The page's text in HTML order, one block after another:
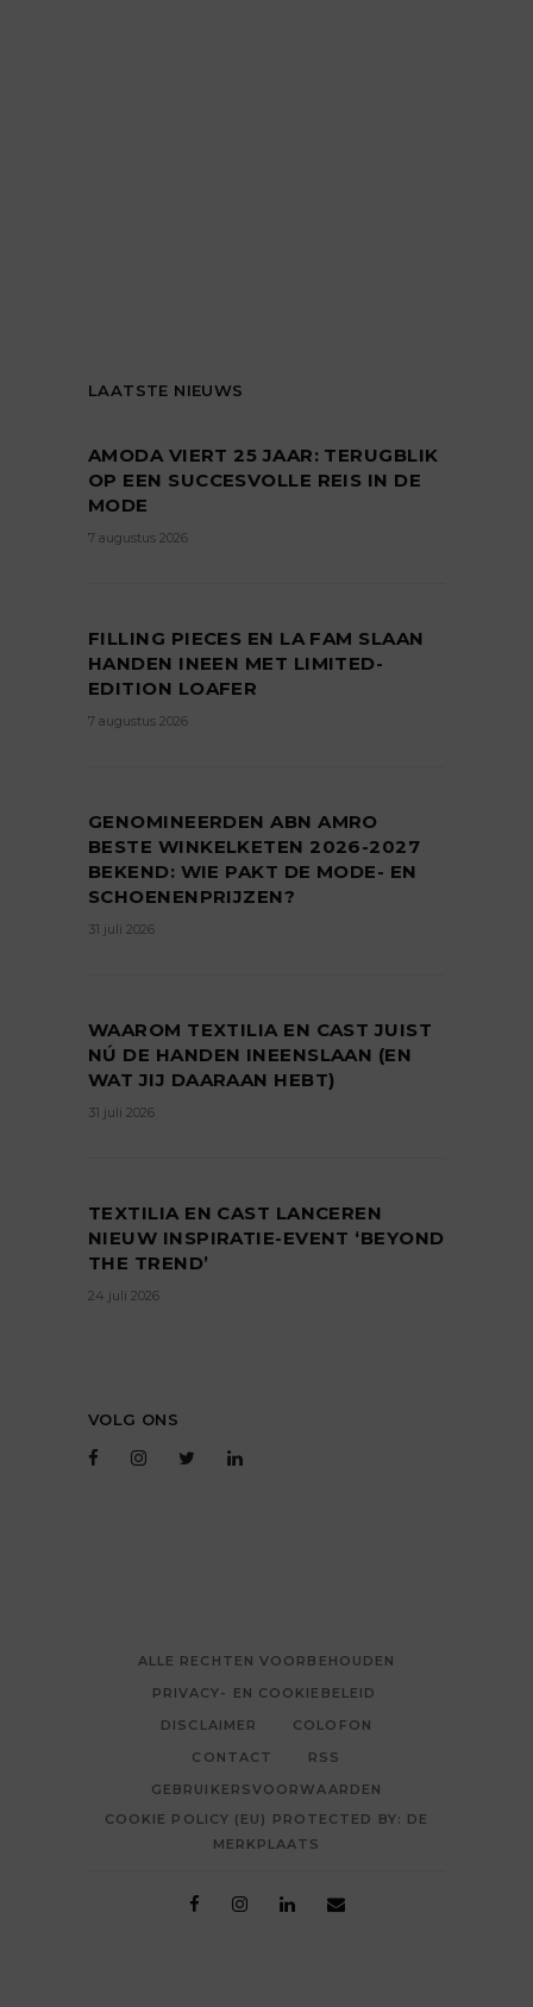
LAATSTE NIEUWS
AMODA VIERT 25 JAAR: TERUGBLIK
OP EEN SUCCESVOLLE REIS IN DE
MODE
7 augustus 2026
FILLING PIECES EN LA FAM SLAAN
HANDEN INEEN MET LIMITED-
EDITION LOAFER
7 augustus 2026
GENOMINEERDEN ABN AMRO
BESTE WINKELKETEN 2026-2027
BEKEND: WIE PAKT DE MODE- EN
SCHOENENPRIJZEN?
31 juli 2026
WAAROM TEXTILIA EN CAST JUIST
NÚ DE HANDEN INEENSLAAN (EN
WAT JIJ DAARAAN HEBT)
31 juli 2026
TEXTILIA EN CAST LANCEREN
NIEUW INSPIRATIE-EVENT ‘BEYOND
THE TREND’
24 juli 2026
VOLG ONS
ALLE RECHTEN VOORBEHOUDEN
PRIVACY- EN COOKIEBELEID
DISCLAIMER
COLOFON
CONTACT
RSS
GEBRUIKERSVOORWAARDEN
COOKIE POLICY (EU) PROTECTED BY: DE
MERKPLAATS